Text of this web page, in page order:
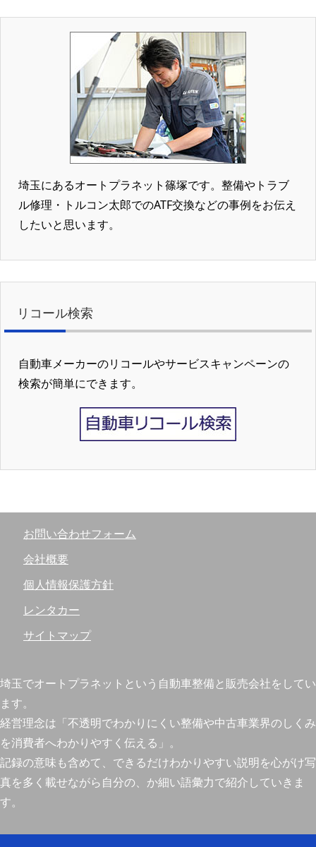
埼玉にあるオートプラネット篠塚です。整備やトラブ
ル修理・トルコン太郎でのATF交換などの事例をお伝え
したいと思います。
リコール検索
自動車メーカーのリコールやサービスキャンペーンの
検索が簡単にできます。
お問い合わせフォーム
会社概要
個人情報保護方針
レンタカー
サイトマップ
埼玉でオートプラネットという自動車整備と販売会社をしてい
ます。
経営理念は「不透明でわかりにくい整備や中古車業界のしくみ
を消費者へわかりやすく伝える」。
記録の意味も含めて、できるだけわかりやすい説明を心がけ写
真を多く載せながら自分の、か細い語彙力で紹介していきま
す。